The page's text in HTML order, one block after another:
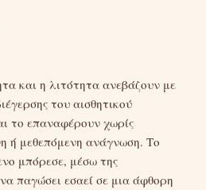
και η λιτότητα ανεβάζουν με
του αισθητικού
το επαναφέρουν χωρίς
ή μεθεπόμενη ανάγνωση. Το
μπόρεσε, μέσω της
παγώσει εσαεί σε μια άφθορη